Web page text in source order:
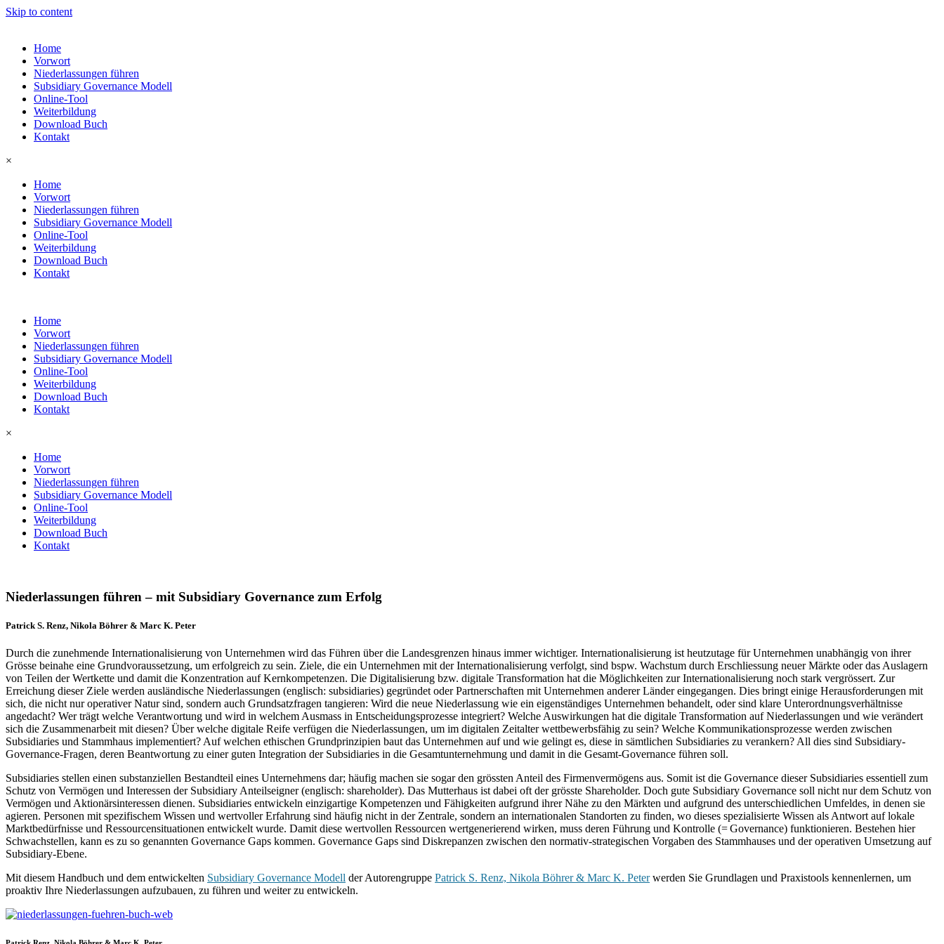
Skip to content
Home
Vorwort
Niederlassungen führen
Subsidiary Governance Modell
Online-Tool
Weiterbildung
Download Buch
Kontakt
×
Home
Vorwort
Niederlassungen führen
Subsidiary Governance Modell
Online-Tool
Weiterbildung
Download Buch
Kontakt
Home
Vorwort
Niederlassungen führen
Subsidiary Governance Modell
Online-Tool
Weiterbildung
Download Buch
Kontakt
×
Home
Vorwort
Niederlassungen führen
Subsidiary Governance Modell
Online-Tool
Weiterbildung
Download Buch
Kontakt
Niederlassungen führen – mit Subsidiary Governance zum Erfolg
Patrick S. Renz, Nikola Böhrer & Marc K. Peter
Durch die zunehmende Internationalisierung von Unternehmen wird das Führen über die Landesgrenzen hinaus immer wichtiger. Internationalisierung ist heutzutage für Unternehmen unabhängig von ihrer
Grösse beinahe eine Grundvoraussetzung, um erfolgreich zu sein. Ziele, die ein Unternehmen mit der Internationalisierung verfolgt, sind bspw. Wachstum durch Erschliessung neuer Märkte oder das Auslagern
von Teilen der Wertkette und damit die Konzentration auf Kernkompetenzen. Die Digitalisierung bzw. digitale Transformation hat die Möglichkeiten zur Internationalisierung noch stark vergrössert. Zur
Erreichung dieser Ziele werden ausländische Niederlassungen (englisch: subsidiaries) gegründet oder Partnerschaften mit Unternehmen anderer Länder eingegangen. Dies bringt einige Herausforderungen mit
sich, die nicht nur operativer Natur sind, sondern auch Grundsatzfragen tangieren: Wird die neue Niederlassung wie ein eigenständiges Unternehmen behandelt, oder sind klare Unterordnungsverhältnisse
angedacht? Wer trägt welche Verantwortung und wird in welchem Ausmass in Entscheidungsprozesse integriert? Welche Auswirkungen hat die digitale Transformation auf Niederlassungen und wie verändert
sich die Zusammenarbeit mit diesen? Über welche digitale Reife verfügen die Niederlassungen, um im digitalen Zeitalter wettbewerbsfähig zu sein? Welche Kommunikationsprozesse werden zwischen
Subsidiaries und Stammhaus implementiert? Auf welchen ethischen Grundprinzipien baut das Unternehmen auf und wie gelingt es, diese in sämtlichen Subsidiaries zu verankern? All dies sind Subsidiary-
Governance-Fragen, deren Beantwortung zu einer guten Integration der Subsidiaries in die Gesamtunternehmung und damit in die Gesamt-Governance führen soll.
Subsidiaries stellen einen substanziellen Bestandteil eines Unternehmens dar; häufig machen sie sogar den grössten Anteil des Firmenvermögens aus. Somit ist die Governance dieser Subsidiaries essentiell zum
Schutz von Vermögen und Interessen der Subsidiary Anteilseigner (englisch: shareholder). Das Mutterhaus ist dabei oft der grösste Shareholder. Doch gute Subsidiary Governance soll nicht nur dem Schutz von
Vermögen und Aktionärsinteressen dienen. Subsidiaries entwickeln einzigartige Kompetenzen und Fähigkeiten aufgrund ihrer Nähe zu den Märkten und aufgrund des unterschiedlichen Umfeldes, in denen sie
agieren. Personen mit spezifischem Wissen und wertvoller Erfahrung sind häufig nicht in der Zentrale, sondern an internationalen Standorten zu finden, wo dieses spezialisierte Wissen als Antwort auf lokale
Marktbedürfnisse und Ressourcensituationen entwickelt wurde. Damit diese wertvollen Ressourcen wertgenerierend wirken, muss deren Führung und Kontrolle (= Governance) funktionieren. Bestehen hier
Schwachstellen, kann es zu so genannten Governance Gaps kommen. Governance Gaps sind Diskrepanzen zwischen den normativ-strategischen Vorgaben des Stammhauses und der operativen Umsetzung auf
Subsidiary-Ebene.
Mit diesem Handbuch und dem entwickelten Subsidiary Governance Modell der Autorengruppe Patrick S. Renz, Nikola Böhrer & Marc K. Peterwerden Sie Grundlagen und Praxistools kennenlernen, um
proaktiv Ihre Niederlassungen aufzubauen, zu führen und weiter zu entwickeln.